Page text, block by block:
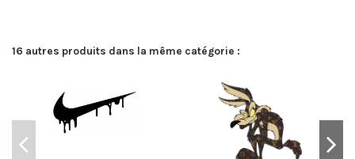
16 autres produits dans la même catégorie :